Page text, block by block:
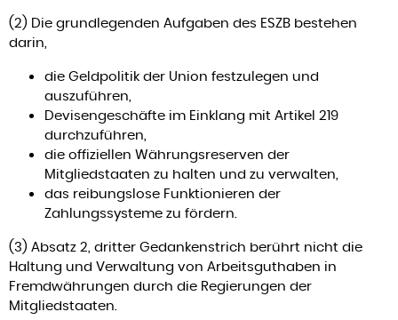
(2) Die grundlegenden Aufgaben des ESZB bestehen
darin,
die Geldpolitik der Union festzulegen und
auszuführen,
Devisengeschäfte im Einklang mit Artikel 219
durchzuführen,
die offiziellen Währungsreserven der
Mitgliedstaaten zu halten und zu verwalten,
das reibungslose Funktionieren der
Zahlungssysteme zu fördern.
(3) Absatz 2, dritter Gedankenstrich berührt nicht die
Haltung und Verwaltung von Arbeitsguthaben in
Fremdwährungen durch die Regierungen der
Mitgliedstaaten.